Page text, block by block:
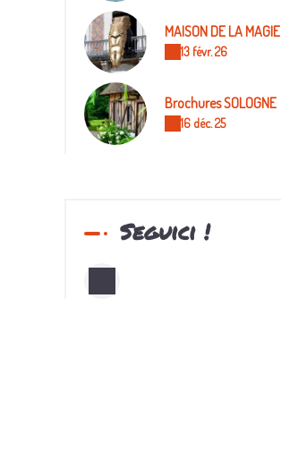
MAISON DE LA MAGIE
13 févr. 26
Brochures SOLOGNE
16 déc. 25
Seguici !